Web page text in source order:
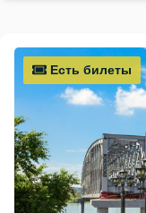
Есть билеты